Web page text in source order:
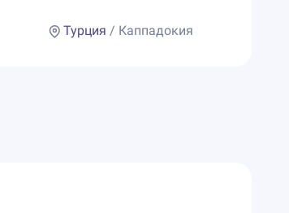
Турция / Каппадокия